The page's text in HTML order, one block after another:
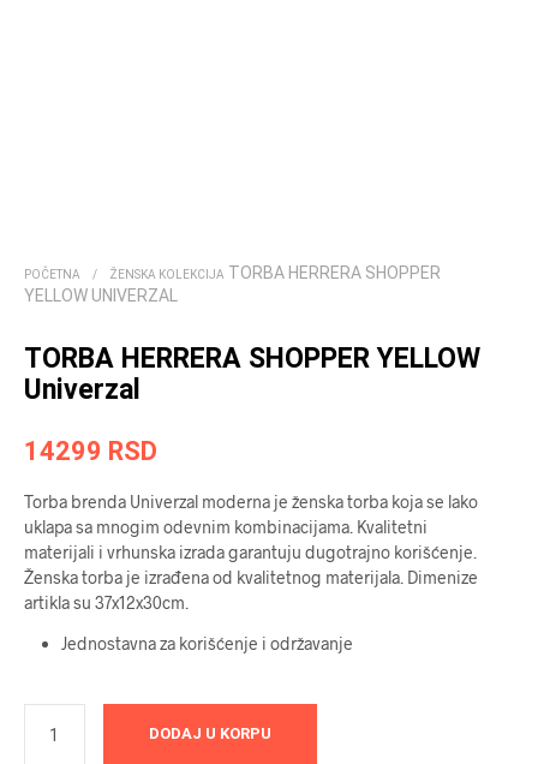
POČETNA / ŽENSKA KOLEKCIJA TORBA HERRERA SHOPPER
YELLOW UNIVERZAL
TORBA HERRERA SHOPPER YELLOW
Univerzal
14299 RSD
Torba brenda Univerzal moderna je ženska torba koja se lako
uklapa sa mnogim odevnim kombinacijama. Kvalitetni
materijali i vrhunska izrada garantuju dugotrajno korišćenje.
Ženska torba je izrađena od kvalitetnog materijala. Dimenize
artikla su 37x12x30cm.
Jednostavna za korišćenje i održavanje
DODAJ U KORPU